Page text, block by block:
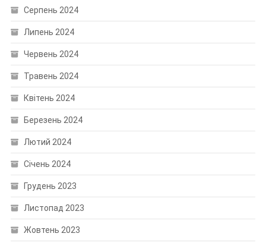
Серпень 2024
Липень 2024
Червень 2024
Травень 2024
Квітень 2024
Березень 2024
Лютий 2024
Січень 2024
Грудень 2023
Листопад 2023
Жовтень 2023